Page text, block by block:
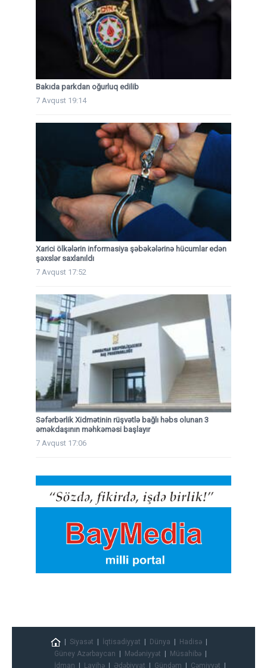
Bakıda parkdan oğurluq edilib
7 Avqust 19:14
Xarici ölkələrin informasiya şəbəkələrinə hücumlar edən
şəxslər saxlanıldı
7 Avqust 17:52
Səfərbərlik Xidmətinin rüşvətlə bağlı həbs olunan 3
əməkdaşının məhkəməsi başlayır
7 Avqust 17:06
Siyasət İqtisadiyyat Dünya
Hadisə
Güney Azərbaycan
Mədəniyyət
Müsahibə
İdman
Layihə Ədəbiyyat Gündəm Cəmiyyət